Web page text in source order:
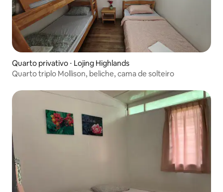
Quarto privativo ⋅ Lojing Highlands
Quarto triplo Mollison, beliche, cama de solteiro